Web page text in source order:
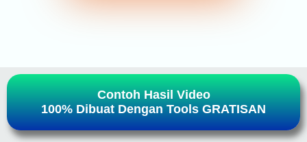
Contoh Hasil Video
100% Dibuat Dengan Tools GRATISAN